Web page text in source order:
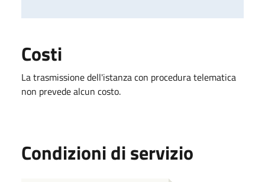
Costi
La trasmissione dell'istanza con procedura telematica
non prevede alcun costo.
Condizioni di servizio